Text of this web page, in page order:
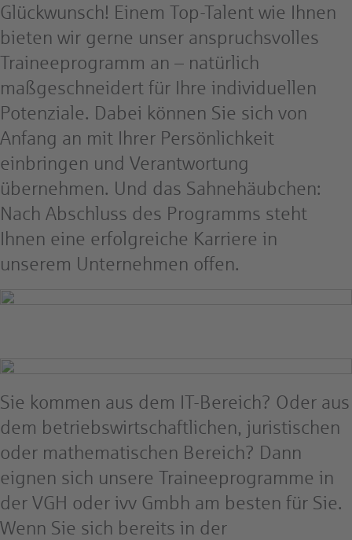
Glückwunsch! Einem Top-Talent wie Ihnen
bieten wir gerne unser anspruchsvolles
Traineeprogramm an – natürlich
maßgeschneidert für Ihre individuellen
Potenziale. Dabei können Sie sich von
Anfang an mit Ihrer Persönlichkeit
einbringen und Verantwortung
übernehmen. Und das Sahnehäubchen:
Nach Abschluss des Programms steht
Ihnen eine erfolgreiche Karriere in
unserem Unternehmen offen.
Sie kommen aus dem IT-Bereich? Oder aus
dem betriebswirtschaftlichen, juristischen
oder mathematischen Bereich? Dann
eignen sich unsere Traineeprogramme in
der VGH oder ivv Gmbh am besten für Sie.
Wenn Sie sich bereits in der